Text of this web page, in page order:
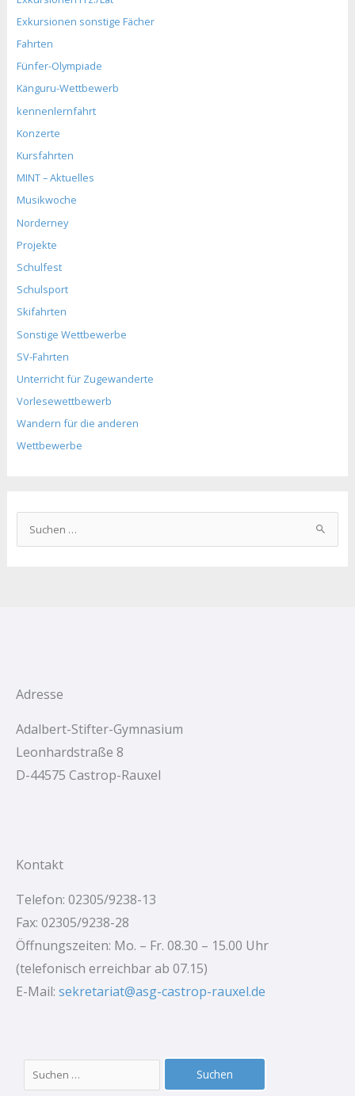
Exkursionen sonstige Fächer
Fahrten
Fünfer-Olympiade
Känguru-Wettbewerb
kennenlernfahrt
Konzerte
Kursfahrten
MINT – Aktuelles
Musikwoche
Norderney
Projekte
Schulfest
Schulsport
Skifahrten
Sonstige Wettbewerbe
SV-Fahrten
Unterricht für Zugewanderte
Vorlesewettbewerb
Wandern für die anderen
Wettbewerbe
u
c
:
Adresse
Adalbert-Stifter-Gymnasium
Leonhardstraße 8
D-44575 Castrop-Rauxel
Kontakt
Telefon: 02305/9238-13
Fax: 02305/9238-28
Öffnungszeiten: Mo. – Fr. 08.30 – 15.00 Uhr
(telefonisch erreichbar ab 07.15)
E-Mail: sekretariat@asg-castrop-rauxel.de
Suchen
nach: